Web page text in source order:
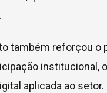
também reforçou o
aplicada ao setor.